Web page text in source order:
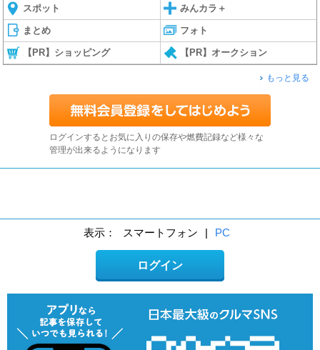
スポット みんカラ＋
まとめ フォト
【PR】ショッピング 【PR】オークション
もっと見る
ログインするとお気に入りの保存や燃費記録など様々な
管理が出来るようになります
表示： スマートフォン | PC
ログイン